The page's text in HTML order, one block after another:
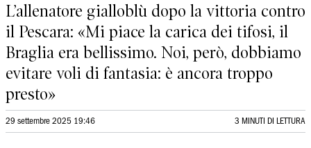
L’allenatore gialloblù dopo la vittoria contro
il Pescara: «Mi piace la carica dei tifosi, il
Braglia era bellissimo. Noi, però, dobbiamo
evitare voli di fantasia: è ancora troppo
presto»
29 settembre 2025 19:46 3 MINUTI DI LETTURA